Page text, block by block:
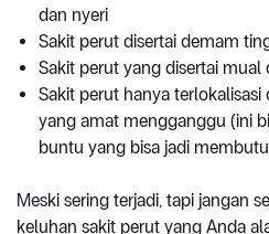
dan nyeri
Sakit perut disertai demam
Sakit perut yang disertai mual
Sakit perut hanya
yang amat mengganggu (ini
buntu yang bisa jadi
Meski sering terjadi, tapi jangan
keluhan sakit perut yang Anda